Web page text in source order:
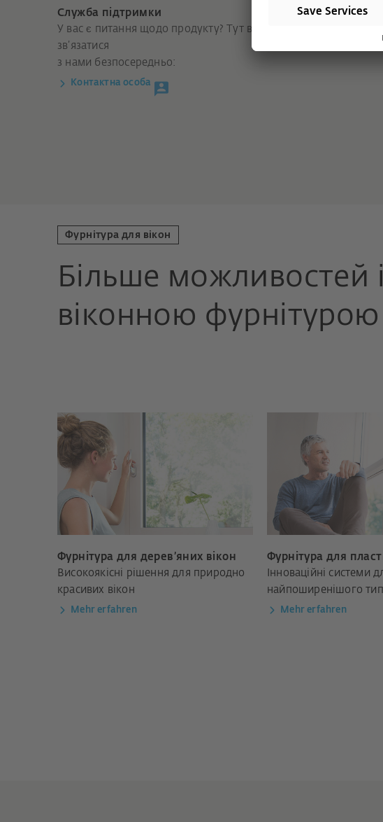
Служба підтримки
У вас є питання щодо продукту? Тут ви можете
зв’язатися
з нами безпосередньо:
Контактна особа
Фурнітура для вікон
Більше можливостей
віконною фурнітурою
Фурнітура для дерев’яних вікон
Високоякісні рішення для природно
красивих вікон
Mehr erfahren
Фурнітура для
Інноваційні системи
найпоширенішого
Mehr erfahren